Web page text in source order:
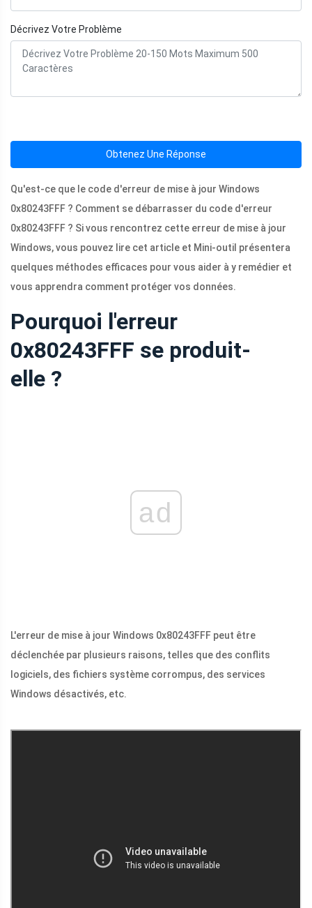
Décrivez Votre Problème
Obtenez Une Réponse
Qu'est-ce que le code d'erreur de mise à jour Windows
0x80243FFF ? Comment se débarrasser du code d'erreur
0x80243FFF ? Si vous rencontrez cette erreur de mise à jour
Windows, vous pouvez lire cet article et Mini-outil présentera
quelques méthodes efficaces pour vous aider à y remédier et
vous apprendra comment protéger vos données.
Pourquoi l'erreur
0x80243FFF se produit-
elle ?
ad
L'erreur de mise à jour Windows 0x80243FFF peut être
déclenchée par plusieurs raisons, telles que des conflits
logiciels, des fichiers système corrompus, des services
Windows désactivés, etc.